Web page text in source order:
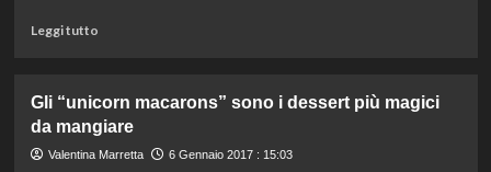
Leggi tuttoLeggi
Rigatoni
con
sugo
Gli “unicorn macarons” sono i dessert più magici
da mangiare
Valentina Marretta 6 Gennaio 2017 : 15:03